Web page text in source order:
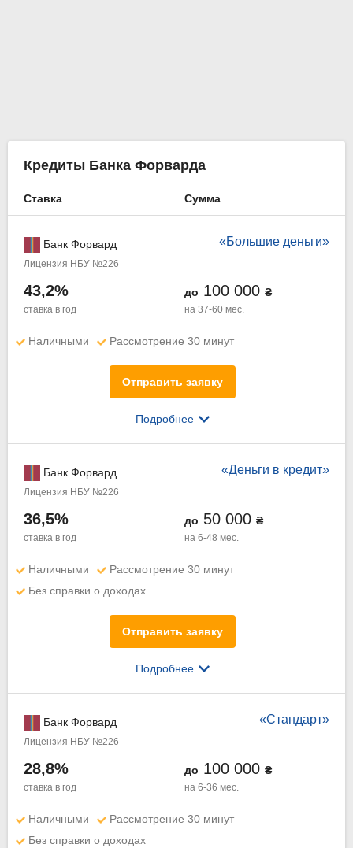
Кредиты Банка Форварда
Ставка Сумма
«Большие деньги»
Банк Форвард
Лицензия НБУ №226
43,2%
ставка в год
до 100 000 ₴
на 37-60 мес.
Наличными Рассмотрение 30 минут
Отправить заявку
Подробнее
«Деньги в кредит»
Банк Форвард
Лицензия НБУ №226
36,5%
ставка в год
до 50 000 ₴
на 6-48 мес.
Наличными
Рассмотрение 30 минут
Без справки о доходах
Отправить заявку
Подробнее
«Стандарт»
Банк Форвард
Лицензия НБУ №226
28,8%
ставка в год
до 100 000 ₴
на 6-36 мес.
Наличными
Рассмотрение 30 минут
Без справки о доходах